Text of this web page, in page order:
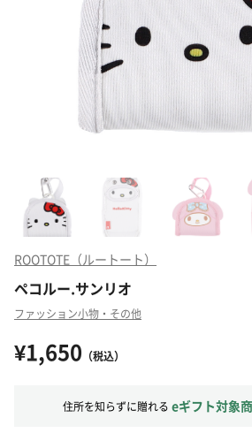
ROOTOTE（ルートート）
ペコルー.サンリオ
ファッション小物・その他
¥1,650 （税込）
住所を知らずに贈れる eギフト対象